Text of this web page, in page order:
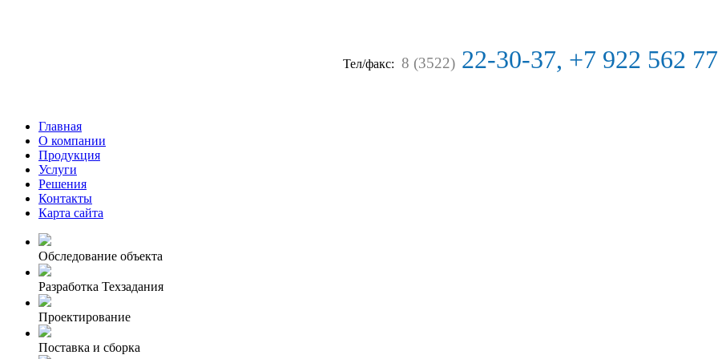
Тел/факс: 8 (3522) 22-30-37, +7 922 562
Главная
О компании
Продукция
Услуги
Решения
Контакты
Карта сайта
Обследование объекта
Разработка Техзадания
Проектирование
Поставка и сборка